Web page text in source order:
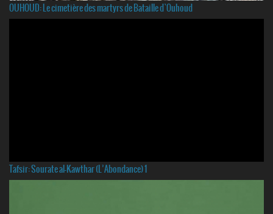
OUHOUD: Le cimetière des martyrs de Bataille d`Ouhoud
Tafsir: Sourate al-Kawthar (L’Abondance) 1